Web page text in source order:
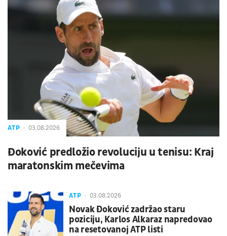
ATP 03.08.2026
Đoković predložio revoluciju u tenisu: Kraj
maratonskim mečevima
ATP 03.08.2026
Novak Đoković zadržao staru
poziciju, Karlos Alkaraz napredovao
na resetovanoj ATP listi